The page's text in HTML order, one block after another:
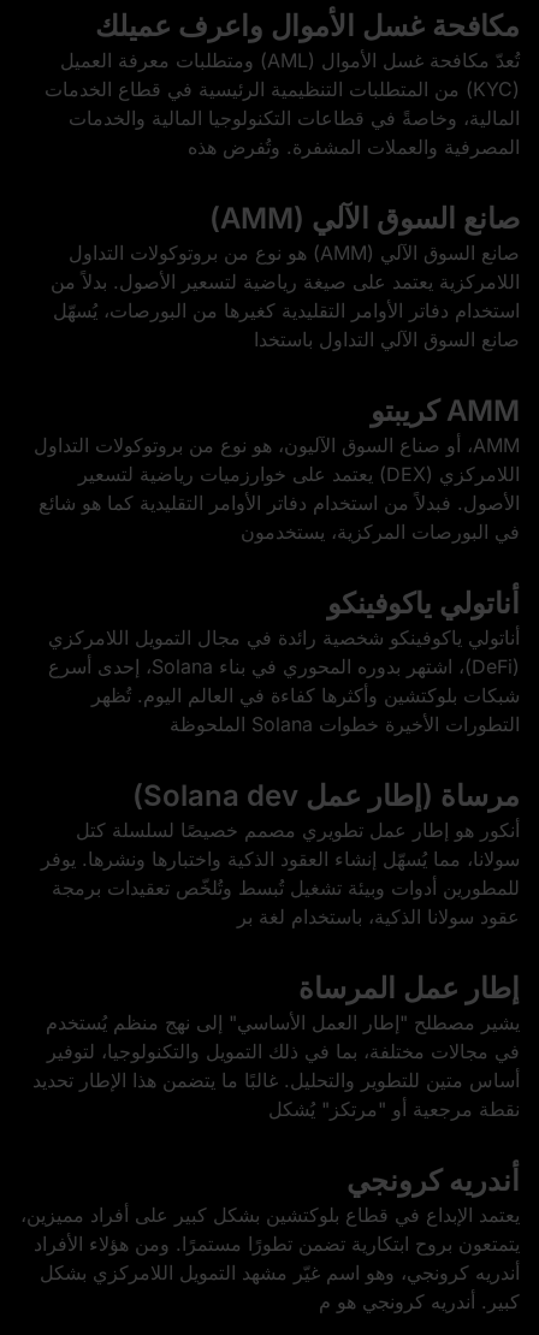
مكافحة غسل الأموال واعرف عميلك
تُعدّ مكافحة غسل الأموال (AML) ومتطلبات معرفة العميل
(KYC) من المتطلبات التنظيمية الرئيسية في قطاع الخدمات
المالية، وخاصةً في قطاعات التكنولوجيا المالية والخدمات
المصرفية والعملات المشفرة. وتُفرض هذه
صانع السوق الآلي (AMM)
صانع السوق الآلي (AMM) هو نوع من بروتوكولات التداول
اللامركزية يعتمد على صيغة رياضية لتسعير الأصول. بدلاً من
استخدام دفاتر الأوامر التقليدية كغيرها من البورصات، يُسهّل
صانع السوق الآلي التداول باستخدا
AMM كريبتو
AMM، أو صناع السوق الآليون، هو نوع من بروتوكولات التداول
اللامركزي (DEX) يعتمد على خوارزميات رياضية لتسعير
الأصول. فبدلاً من استخدام دفاتر الأوامر التقليدية كما هو شائع
في البورصات المركزية، يستخدمون
أناتولي ياكوفينكو
أناتولي ياكوفينكو شخصية رائدة في مجال التمويل اللامركزي
(DeFi)، اشتهر بدوره المحوري في بناء Solana، إحدى أسرع
شبكات بلوكتشين وأكثرها كفاءة في العالم اليوم. تُظهر
التطورات الأخيرة خطوات Solana الملحوظة
مرساة (إطار عمل Solana dev)
أنكور هو إطار عمل تطويري مصمم خصيصًا لسلسلة كتل
سولانا، مما يُسهّل إنشاء العقود الذكية واختبارها ونشرها. يوفر
للمطورين أدوات وبيئة تشغيل تُبسط وتُلخّص تعقيدات برمجة
عقود سولانا الذكية، باستخدام لغة بر
إطار عمل المرساة
يشير مصطلح "إطار العمل الأساسي" إلى نهج منظم يُستخدم
في مجالات مختلفة، بما في ذلك التمويل والتكنولوجيا، لتوفير
أساس متين للتطوير والتحليل. غالبًا ما يتضمن هذا الإطار تحديد
نقطة مرجعية أو "مرتكز" يُشكل
أندريه كرونجي
يعتمد الإبداع في قطاع بلوكتشين بشكل كبير على أفراد مميزين،
يتمتعون بروح ابتكارية تضمن تطورًا مستمرًا. ومن هؤلاء الأفراد
أندريه كرونجي، وهو اسم غيّر مشهد التمويل اللامركزي بشكل
كبير. أندريه كرونجي هو م